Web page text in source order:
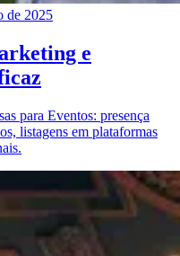
de 2025
e
para Eventos: presença
listagens em plataformas